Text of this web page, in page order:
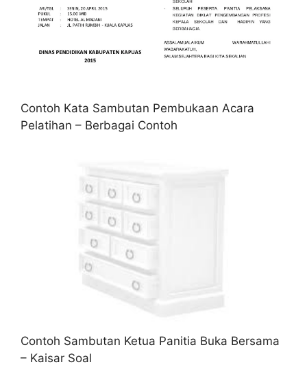
Contoh Kata Sambutan Pembukaan Acara
Pelatihan – Berbagai Contoh
Contoh Sambutan Ketua Panitia Buka Bersama
– Kaisar Soal